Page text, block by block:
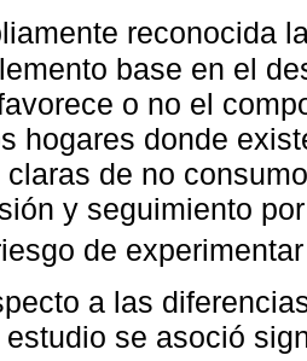
reconocida
base en el
o no el
hogares donde
claras de no
y seguimiento
de
a las
estudio se asoció